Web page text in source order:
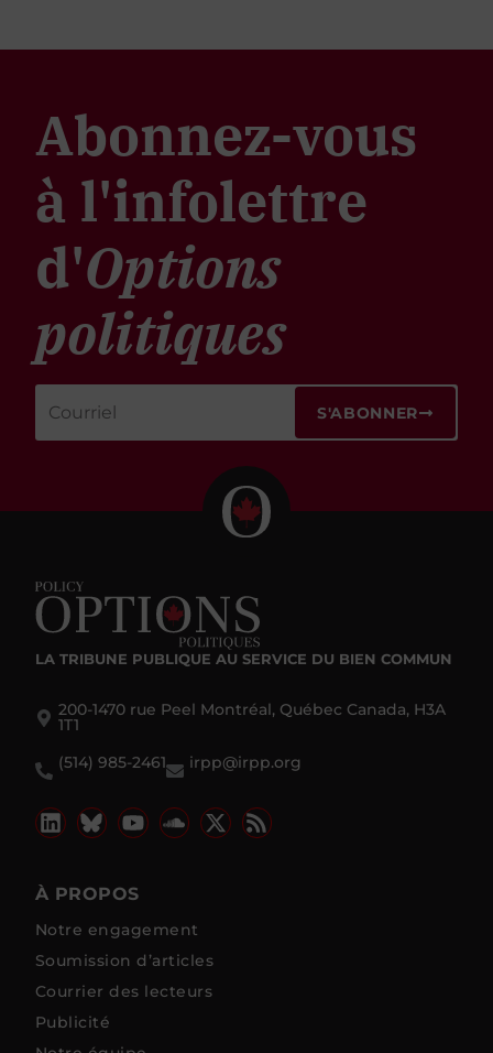
Abonnez-vous
à l'infolettre
d'Options
politiques
S'ABONNER
LA TRIBUNE PUBLIQUE AU SERVICE DU BIEN COMMUN
200-1470 rue Peel Montréal, Québec Canada, H3A
1T1
(514) 985-2461
irpp@irpp.org
À PROPOS
Notre engagement
Soumission d’articles
Courrier des lecteurs
Publicité